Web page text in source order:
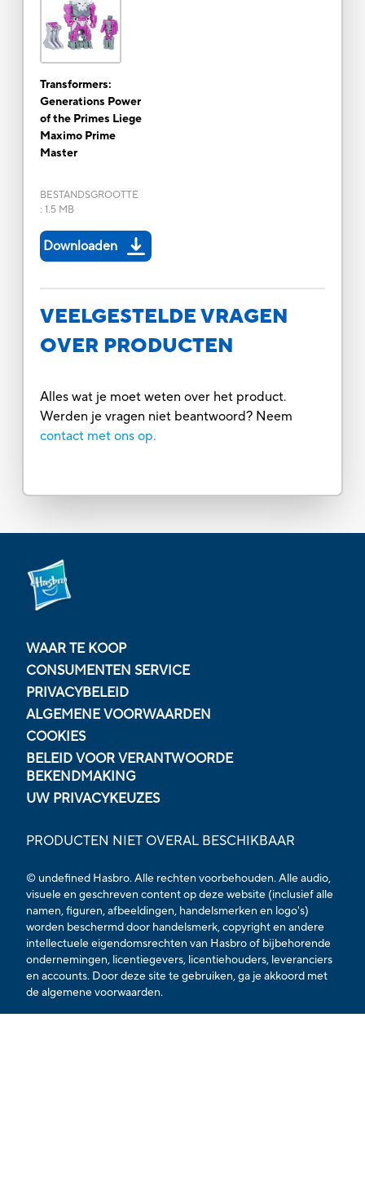
Transformers:
Generations Power
of the Primes Liege
Maximo Prime
Master
BESTANDSGROOTTE
: 1.5 MB
Downloaden
VEELGESTELDE VRAGEN
OVER PRODUCTEN
Alles wat je moet weten over het product.
Werden je vragen niet beantwoord? Neem
contact met ons op.
WAAR TE KOOP
CONSUMENTEN SERVICE
PRIVACYBELEID
ALGEMENE VOORWAARDEN
COOKIES
BELEID VOOR VERANTWOORDE
BEKENDMAKING
UW PRIVACYKEUZES
PRODUCTEN NIET OVERAL BESCHIKBAAR
© undefined Hasbro. Alle rechten voorbehouden. Alle audio,
visuele en geschreven content op deze website (inclusief alle
namen, figuren, afbeeldingen, handelsmerken en logo's)
worden beschermd door handelsmerk, copyright en andere
intellectuele eigendomsrechten van Hasbro of bijbehorende
ondernemingen, licentiegevers, licentiehouders, leveranciers
en accounts. Door deze site te gebruiken, ga je akkoord met
dealgemene voorwaarden.